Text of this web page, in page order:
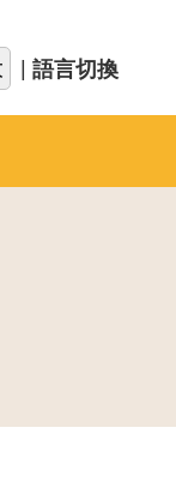
語言切換